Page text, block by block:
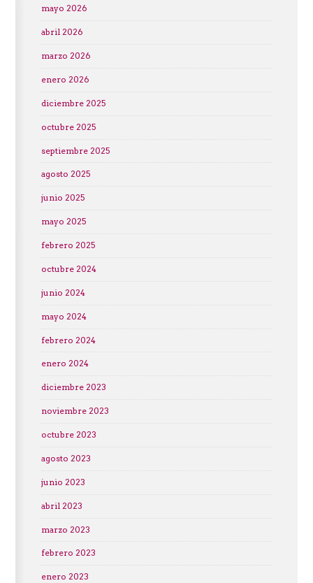
mayo 2026
abril 2026
marzo 2026
enero 2026
diciembre 2025
octubre 2025
septiembre 2025
agosto 2025
junio 2025
mayo 2025
febrero 2025
octubre 2024
junio 2024
mayo 2024
febrero 2024
enero 2024
diciembre 2023
noviembre 2023
octubre 2023
agosto 2023
junio 2023
abril 2023
marzo 2023
febrero 2023
enero 2023